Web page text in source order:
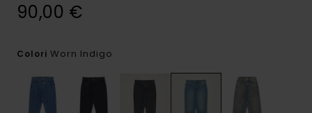
90,00 €
Colori Worn Indigo